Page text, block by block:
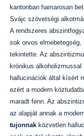
kantonban hamarosan
Svájc szövetségi
A rendszeres
sok orvos
tekintette. Az
krónikus
hallucinációk által kísért
ezért a modern
maradt fenn. Az
az alapját annak a
tujonnak közvetlen